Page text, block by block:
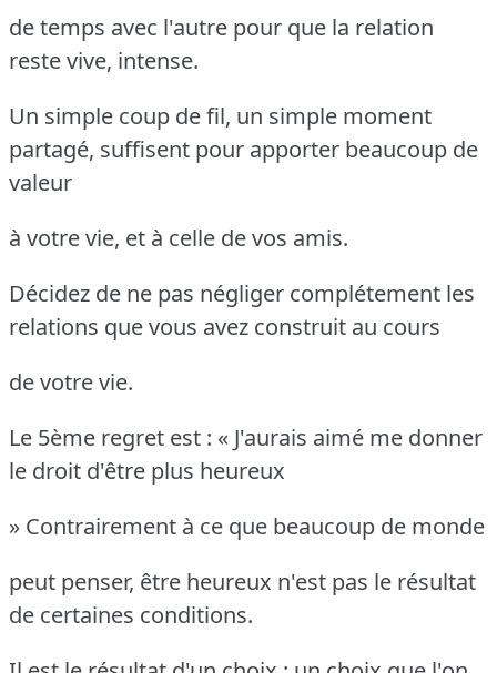
de temps avec l'autre pour que la relation
reste vive, intense.
Un simple coup de fil, un simple moment
partagé, suffisent pour apporter beaucoup de
valeur
à votre vie, et à celle de vos amis.
Décidez de ne pas négliger complétement les
relations que vous avez construit au cours
de votre vie.
Le 5ème regret est : « J'aurais aimé me donner
le droit d'être plus heureux
» Contrairement à ce que beaucoup de monde
peut penser, être heureux n'est pas le résultat
de certaines conditions.